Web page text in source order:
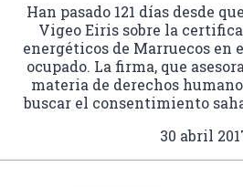
Han pasado 121 días desde
Vigeo Eiris sobre la
energéticos de Marruecos en
ocupado. La firma, que
materia de derechos
buscar el consentimiento
30 abril